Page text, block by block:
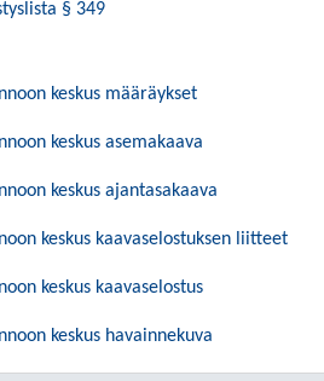
§ 349
keskus määräykset
keskus asemakaava
keskus ajantasakaava
keskus kaavaselostuksen liitteet
keskus kaavaselostus
keskus havainnekuva